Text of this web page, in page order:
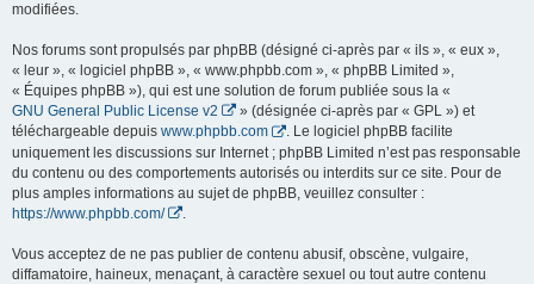
modifiées.
Nos forums sont propulsés par phpBB (désigné ci-après par « ils », « eux »,
« leur », « logiciel phpBB », « www.phpbb.com », « phpBB Limited »,
« Équipes phpBB »), qui est une solution de forum publiée sous la «
GNU General Public License v2
» (désignée ci-après par « GPL ») et
téléchargeable depuis www.phpbb.com
. Le logiciel phpBB facilite
uniquement les discussions sur Internet ; phpBB Limited n’est pas responsable
du contenu ou des comportements autorisés ou interdits sur ce site. Pour de
plus amples informations au sujet de phpBB, veuillez consulter :
https://www.phpbb.com/
Vous acceptez de ne pas publier de contenu abusif, obscène, vulgaire,
diffamatoire, haineux, menaçant, à caractère sexuel ou tout autre contenu